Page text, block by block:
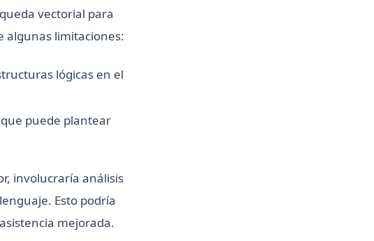
vectorial para
algunas limitaciones:
lógicas en el
puede plantear
involucraría análisis
Esto podría
mejorada.